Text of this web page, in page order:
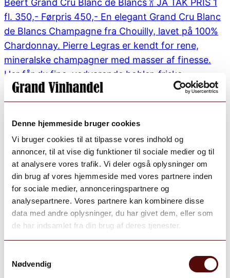
Denne hjemmeside bruger cookies
Vi bruger cookies til at tilpasse vores indhold og
annoncer, til at vise dig funktioner til sociale medier og til
at analysere vores trafik. Vi deler også oplysninger om
din brug af vores hjemmeside med vores partnere inden
for sociale medier, annonceringspartnere og
analysepartnere. Vores partnere kan kombinere disse
data med andre oplysninger, du har givet dem, eller som
de har indsamlet fra din brug af deres tjenester.
Nødvendig